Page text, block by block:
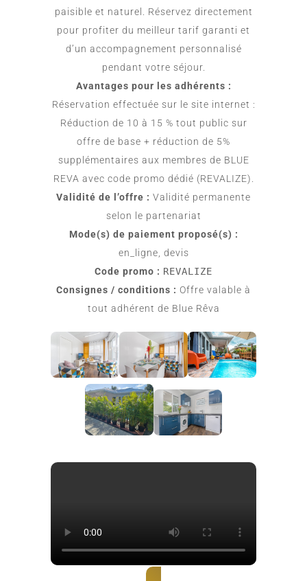
paisible et naturel. Réservez directement
pour profiter du meilleur tarif garanti et
d’un accompagnement personnalisé
pendant votre séjour.
Avantages pour les adhérents :
Réservation effectuée sur le site internet :
Réduction de 10 à 15 % tout public sur
offre de base + réduction de 5%
supplémentaires aux membres de BLUE
REVA avec code promo dédié (REVALIZE).
Validité de l’offre : Validité permanente
selon le partenariat
Mode(s) de paiement proposé(s) :
en_ligne, devis
Code promo : REVALIZE
Consignes / conditions : Offre valable à
tout adhérent de Blue Rêva